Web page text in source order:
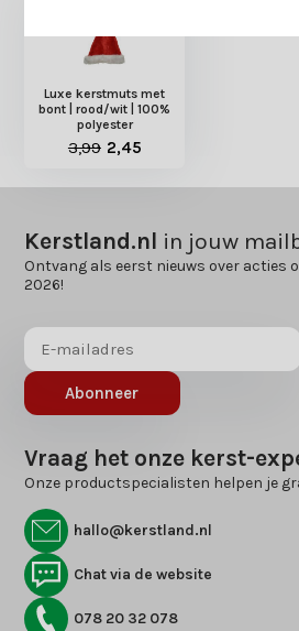
Luxe kerstmuts met
bont | rood/wit | 100%
polyester
3,99 2,45
Kerstland.nl in jouw
Ontvang als eerst nieuws over acties
2026!
Abonneer
Vraag het onze kerst-
Onze productspecialisten helpen je
hallo@kerstland.nl
Chat via de website
078 20 32 078